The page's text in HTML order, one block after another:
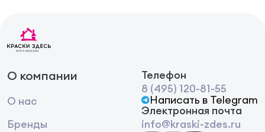
О компании
О нас
Бренды
Телефон
8 (495) 120-81-55
Написать в Telegram
Электронная почта
info@kraski-zdes.ru